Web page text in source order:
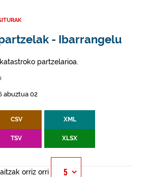
- Ibarrangelu
partzelarioa.
abuztua 02
CSV XML
TSV XLSX
orriz orri